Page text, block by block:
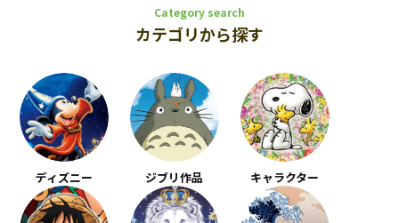
Category search
カテゴリから探す
ディズニー ジブリ作品 キャラクター